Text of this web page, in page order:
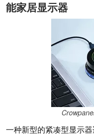
能家居显示器
一种新型的紧凑型显示